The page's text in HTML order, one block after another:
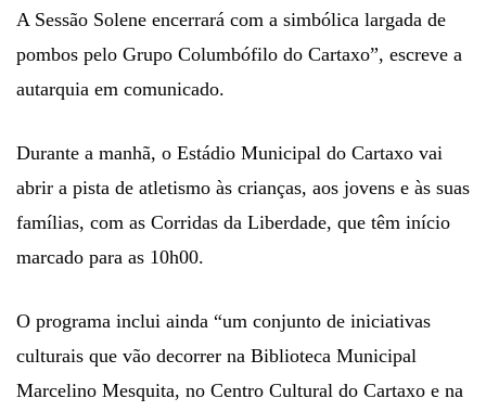
A Sessão Solene encerrará com a simbólica largada de
pombos pelo Grupo Columbófilo do Cartaxo”, escreve a
autarquia em comunicado.
Durante a manhã, o Estádio Municipal do Cartaxo vai
abrir a pista de atletismo às crianças, aos jovens e às suas
famílias, com as Corridas da Liberdade, que têm início
marcado para as 10h00.
O programa inclui ainda “um conjunto de iniciativas
culturais que vão decorrer na Biblioteca Municipal
Marcelino Mesquita, no Centro Cultural do Cartaxo e na